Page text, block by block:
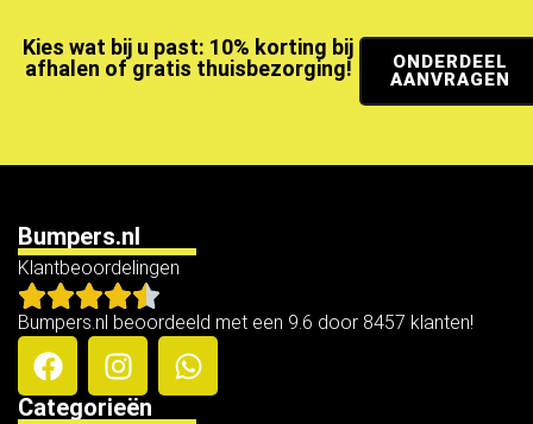
Kies wat bij u past: 10% korting bij
afhalen of gratis thuisbezorging!
ONDERDEEL
AANVRAGEN
Bumpers.nl
Klantbeoordelingen
Bumpers.nl beoordeeld met een 9.6 door 8457 klanten!
Categorieën